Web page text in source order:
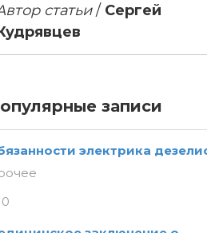
статьи/ Сергей
записи
электрика
0